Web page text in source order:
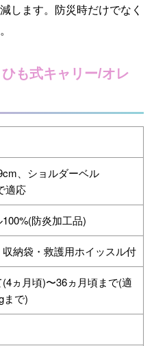
します。防災時だけでなく
も式キャリー/オレ
、ショルダーベル
適応
防炎加工品)
納袋・救護用ホイッスル付
ヵ月頃)〜36ヵ月頃まで(適
まで)